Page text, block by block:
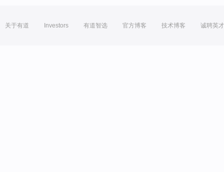
关于有道 Investors 有道智选 官方博客 技术博客 诚聘英才